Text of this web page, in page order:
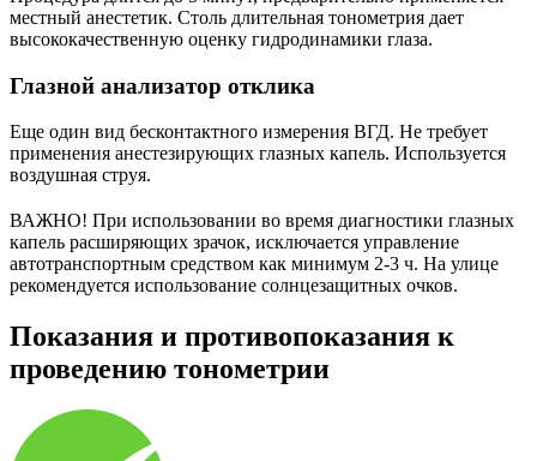
местный анестетик. Столь длительная тонометрия дает
высококачественную оценку гидродинамики глаза.
Глазной анализатор отклика
Еще один вид бесконтактного измерения ВГД. Не требует
применения анестезирующих глазных капель. Используется
воздушная струя.
ВАЖНО! При использовании во время диагностики глазных
капель расширяющих зрачок, исключается управление
автотранспортным средством как минимум 2-3 ч. На улице
рекомендуется использование солнцезащитных очков.
Показания и противопоказания к
проведению тонометрии